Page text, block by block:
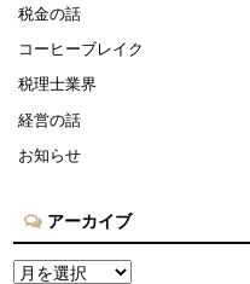
税金の話
コーヒーブレイク
税理士業界
経営の話
お知らせ
アーカイブ